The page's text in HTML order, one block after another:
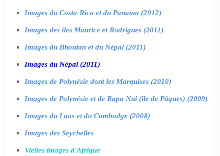
Images du Costa-Rica et du Panama (2012)
Images des îles Maurice et Rodrigues (2011)
Images du Bhoutan et du Népal (2011)
Images du Népal (2011)
Images de Polynésie dont les Marquises (2010)
Images de Polynésie et de Rapa Nui (île de Pâques) (2009)
Images du Laos et du Cambodge (2008)
Images des Seychelles
Vielles images d'Afrique